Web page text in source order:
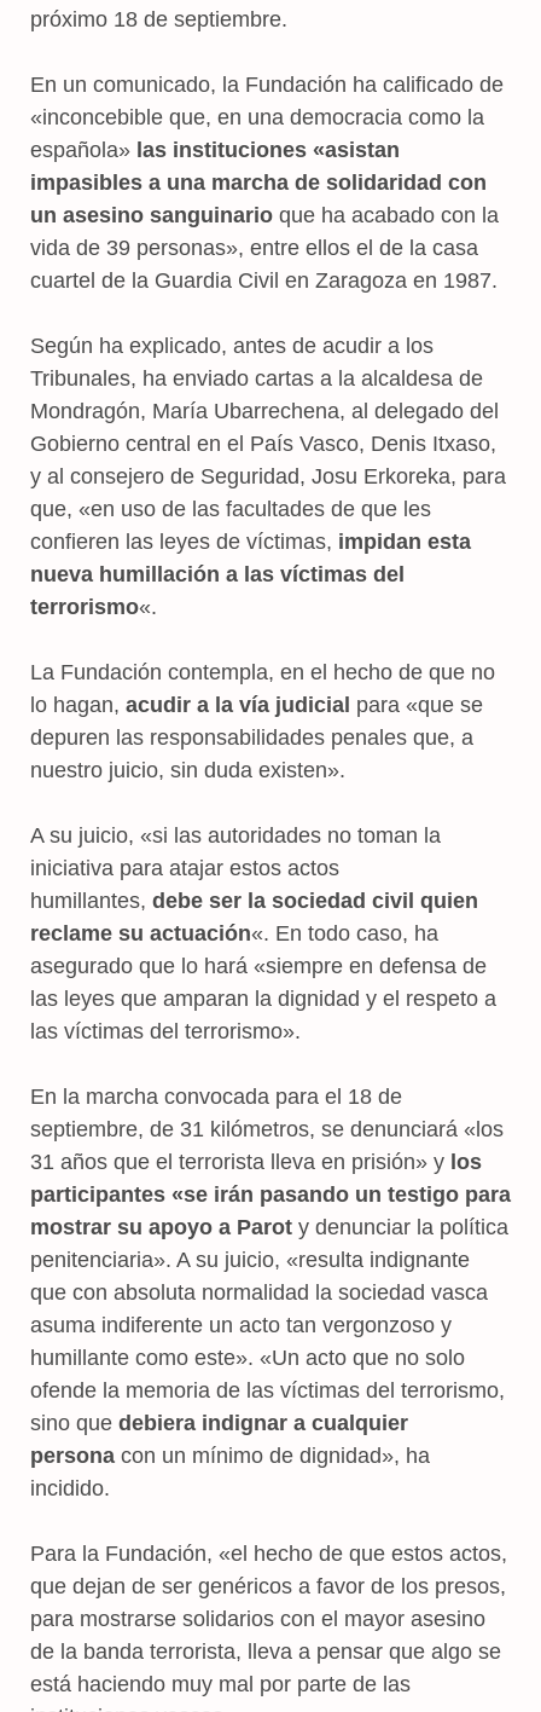
próximo 18 de septiembre.
En un comunicado, la Fundación ha calificado de
«inconcebible que, en una democracia como la
española» las instituciones «asistan
impasibles a una marcha de solidaridad con
un asesino sanguinario que ha acabado con la
vida de 39 personas», entre ellos el de la casa
cuartel de la Guardia Civil en Zaragoza en 1987.
Según ha explicado, antes de acudir a los
Tribunales, ha enviado cartas a la alcaldesa de
Mondragón, María Ubarrechena, al delegado del
Gobierno central en el País Vasco, Denis Itxaso,
y al consejero de Seguridad, Josu Erkoreka, para
que, «en uso de las facultades de que les
confieren las leyes de víctimas, impidan esta
nueva humillación a las víctimas del
terrorismo«.
La Fundación contempla, en el hecho de que no
lo hagan, acudir a la vía judicial para «que se
depuren las responsabilidades penales que, a
nuestro juicio, sin duda existen».
A su juicio, «si las autoridades no toman la
iniciativa para atajar estos actos
humillantes, debe ser la sociedad civil quien
reclame su actuación«. En todo caso, ha
asegurado que lo hará «siempre en defensa de
las leyes que amparan la dignidad y el respeto a
las víctimas del terrorismo».
En la marcha convocada para el 18 de
septiembre, de 31 kilómetros, se denunciará «los
31 años que el terrorista lleva en prisión» y los
participantes «se irán pasando un testigo para
mostrar su apoyo a Parot y denunciar la política
penitenciaria». A su juicio, «resulta indignante
que con absoluta normalidad la sociedad vasca
asuma indiferente un acto tan vergonzoso y
humillante como este». «Un acto que no solo
ofende la memoria de las víctimas del terrorismo,
sino que debiera indignar a cualquier
persona con un mínimo de dignidad», ha
incidido.
Para la Fundación, «el hecho de que estos actos,
que dejan de ser genéricos a favor de los presos,
para mostrarse solidarios con el mayor asesino
de la banda terrorista, lleva a pensar que algo se
está haciendo muy mal por parte de las